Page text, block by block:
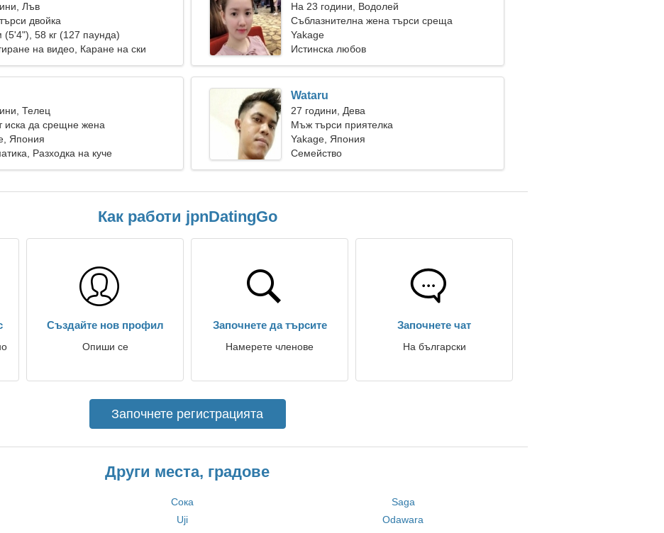
Лъв
двойка
(5'4"), 58 кг (127 паунда)
на видео, Каране на ски
На 23 години, Водолей
Съблазнителна жена търси среща
Yakage
Истинска любов
Телец
иска да срещне жена
Япония
Разходка на куче
Wataru
27 години, Дева
Мъж търси приятелка
Yakage, Япония
Семейство
Как работи jpnDatingGo
Създайте нов профил
Опиши се
Започнете да търсите
Намерете членове
Започнете чат
На български
Започнете регистрацията
Други места, градове
Сока
Saga
Uji
Odawara